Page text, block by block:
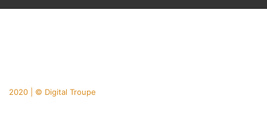
2020 | © Digital Troupe